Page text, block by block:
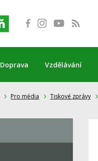
Doprava Vzdělávání
Pro média Tiskové zprávy